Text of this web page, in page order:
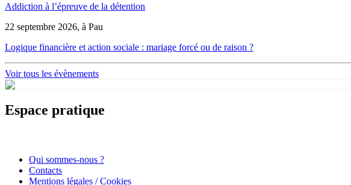
Addiction à l’épreuve de la détention
22 septembre 2026, à Pau
Logique financière et action sociale : mariage forcé ou de raison ?
Voir tous les évènements
Espace pratique
Qui sommes-nous ?
Contacts
Mentions légales / Cookies